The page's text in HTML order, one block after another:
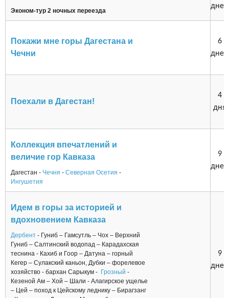
Эконом-тур 2 ночных переезда
дней
Покажи мне горы Дагестана и
Чечни
6
дней
Поехали в Дагестан!
4
дня
Коллекция впечатлений и
величие гор Кавказа
Дагестан - Чечня - Северная Осетия -
Ингушетия
9
дней
Идем в горы за историей и
вдохновением Кавказа
Дербент - Гуниб – Гамсутль – Чох – Верхний
Гуниб – Салтинский водопад – Карадахская
теснина - Кахиб и Гоор – Датуна – горный
Кегер – Сулакский каньон, Дубки – форелевое
хозяйство - бархан Сарыкум - Грозный -
Кезеной Ам – Хой – Шали - Алагирское ущелье
– Цей – поход к Цейскому леднику – Бирагзанг
9
дней